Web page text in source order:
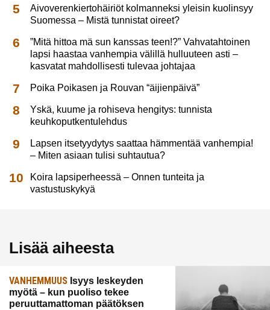
Aivoverenkiertohäiriöt kolmanneksi yleisin kuolinsyy
Suomessa – Mistä tunnistat oireet?
”Mitä hittoa mä sun kanssas teen!?” Vahvatahtoinen
lapsi haastaa vanhempia välillä hulluuteen asti –
kasvatat mahdollisesti tulevaa johtajaa
Poika Poikasen ja Rouvan “äijienpäivä”
Yskä, kuume ja rohiseva hengitys: tunnista
keuhkoputkentulehdus
Lapsen itsetyydytys saattaa hämmentää vanhempia!
– Miten asiaan tulisi suhtautua?
Koira lapsiperheessä – Onnen tunteita ja
vastustuskykyä
Lisää aiheesta
VANHEMMUUS Isyys leskeyden
myötä – kun puoliso tekee
peruuttamattoman päätöksen